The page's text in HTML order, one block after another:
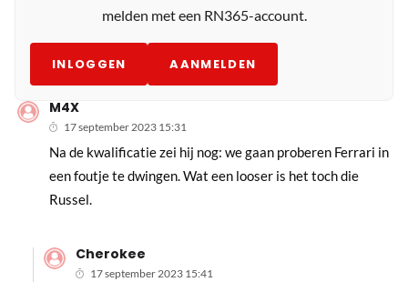
melden met een RN365-account.
INLOGGEN AANMELDEN
M4X
17 september 2023 15:31
Na de kwalificatie zei hij nog: we gaan proberen Ferrari in
een foutje te dwingen. Wat een looser is het toch die
Russel.
Cherokee
17 september 2023 15:41